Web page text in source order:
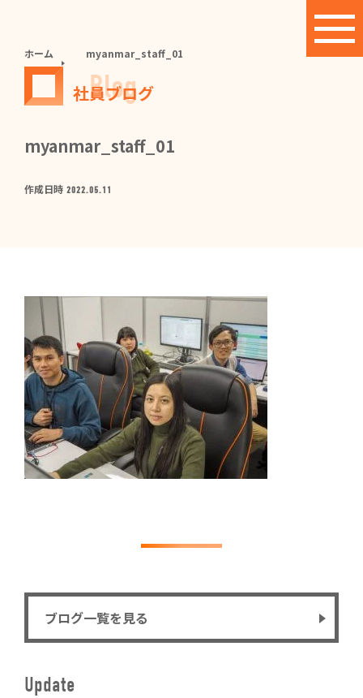
ホーム myanmar_staff_01
Blog
社員ブログ
myanmar_staff_01
作成日時 2022.05.11
ブログ一覧を見る
Update